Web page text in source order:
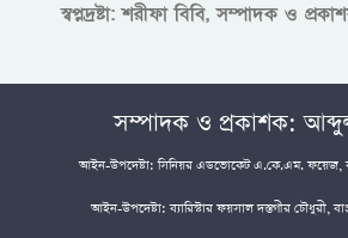
স্বপ্নদ্রষ্টা: শরীফা বিবি, সম্পাদক ও
সম্পাদক ও প্রকাশক:
আইন-উপদেষ্টা: সিনিয়র এডভোকেট এ.কে.এম. ফয়েজ,
আইন-উপদেষ্টা: ব্যারিস্টার ফয়সাল দস্তগীর চৌধুরী,